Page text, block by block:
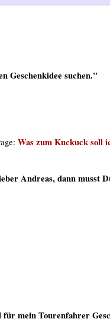
Geschenkidee suchen."
Was zum Kuckuck soll
Andreas, dann musst
für mein Tourenfahrer